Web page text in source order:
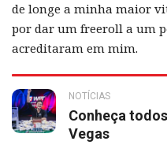
de longe a minha maior
por dar um freeroll a um
acreditaram em mim.
NOTÍCIAS
Conheça
Vegas